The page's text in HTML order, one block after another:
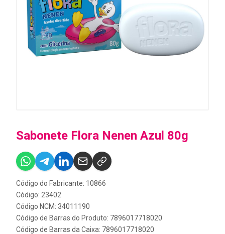
Sabonete Flora Nenen Azul 80g
Código do Fabricante: 10866
Código: 23402
Código NCM: 34011190
Código de Barras do Produto: 7896017718020
Código de Barras da Caixa: 7896017718020